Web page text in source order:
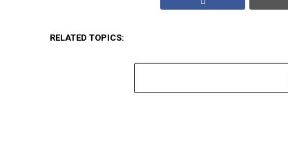
RELATED TOPICS: